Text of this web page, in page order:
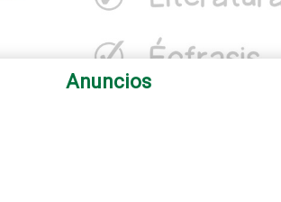
Anuncios